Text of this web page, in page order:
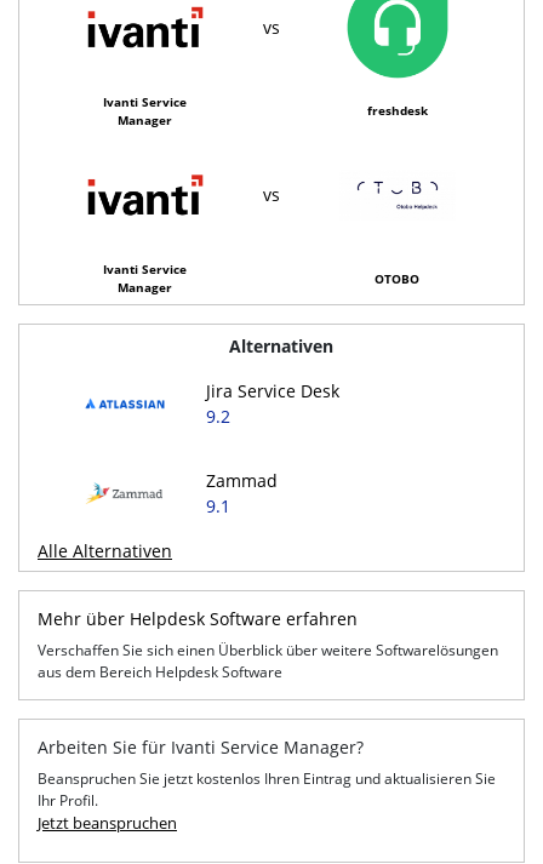
vs
Ivanti Service
Manager
freshdesk
vs
Ivanti Service
Manager
OTOBO
Alternativen
Jira Service Desk
9.2
Zammad
9.1
Alle Alternativen
Mehr über Helpdesk Software erfahren
Verschaffen Sie sich einen Überblick über weitere Softwarelösungen
aus dem Bereich Helpdesk Software
Arbeiten Sie für Ivanti Service Manager?
Beanspruchen Sie jetzt kostenlos Ihren Eintrag und aktualisieren Sie
Ihr Profil.
Jetzt beanspruchen